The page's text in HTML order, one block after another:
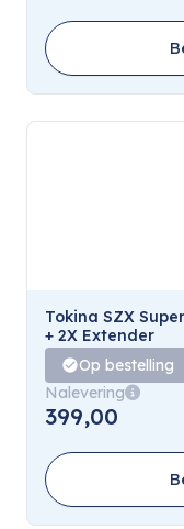
Tokina SZX
+ 2X Extender
Op bestelling
Nalevering
399,00